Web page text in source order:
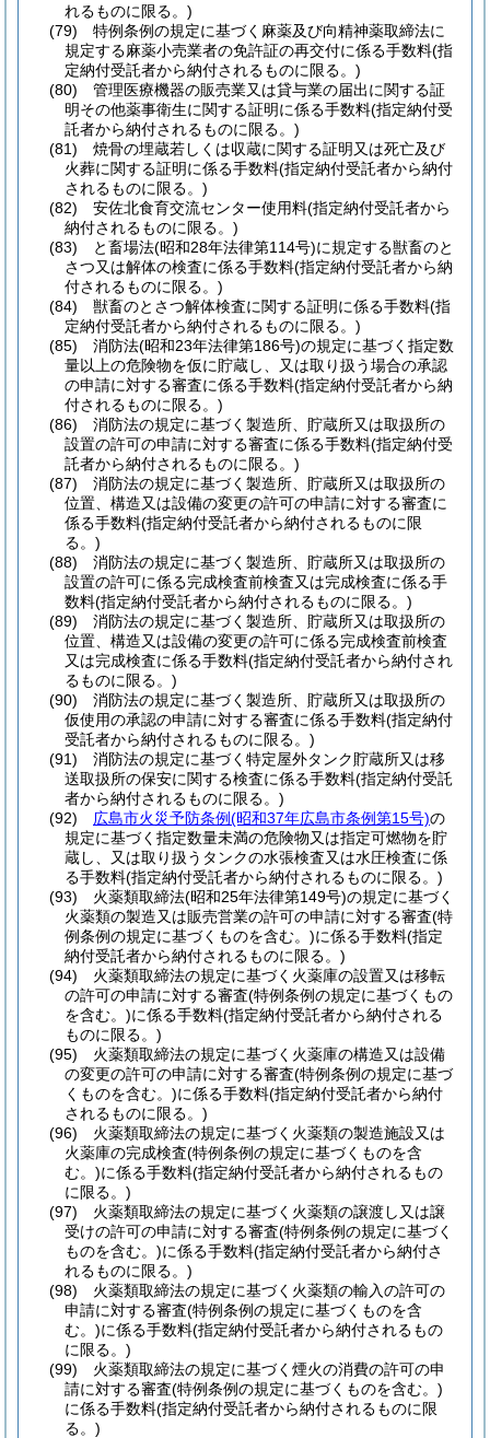
れるものに限る。)
(79)
特例条例の規定に基づく麻薬及び向精神薬取締法に
規定する麻薬小売業者の免許証の再交付に係る手数料(指
定納付受託者から納付されるものに限る。)
(80)
管理医療機器の販売業又は貸与業の届出に関する証
明その他薬事衛生に関する証明に係る手数料(指定納付受
託者から納付されるものに限る。)
(81)
焼骨の埋蔵若しくは収蔵に関する証明又は死亡及び
火葬に関する証明に係る手数料(指定納付受託者から納付
されるものに限る。)
(82)
安佐北食育交流センター使用料(指定納付受託者から
納付されるものに限る。)
(83)
と畜場法(昭和28年法律第114号)に規定する獣畜のと
さつ又は解体の検査に係る手数料(指定納付受託者から納
付されるものに限る。)
(84)
獣畜のとさつ解体検査に関する証明に係る手数料(指
定納付受託者から納付されるものに限る。)
(85)
消防法(昭和23年法律第186号)の規定に基づく指定数
量以上の危険物を仮に貯蔵し、又は取り扱う場合の承認
の申請に対する審査に係る手数料(指定納付受託者から納
付されるものに限る。)
(86)
消防法の規定に基づく製造所、貯蔵所又は取扱所の
設置の許可の申請に対する審査に係る手数料(指定納付受
託者から納付されるものに限る。)
(87)
消防法の規定に基づく製造所、貯蔵所又は取扱所の
位置、構造又は設備の変更の許可の申請に対する審査に
係る手数料(指定納付受託者から納付されるものに限
る。)
(88)
消防法の規定に基づく製造所、貯蔵所又は取扱所の
設置の許可に係る完成検査前検査又は完成検査に係る手
数料(指定納付受託者から納付されるものに限る。)
(89)
消防法の規定に基づく製造所、貯蔵所又は取扱所の
位置、構造又は設備の変更の許可に係る完成検査前検査
又は完成検査に係る手数料(指定納付受託者から納付され
るものに限る。)
(90)
消防法の規定に基づく製造所、貯蔵所又は取扱所の
仮使用の承認の申請に対する審査に係る手数料(指定納付
受託者から納付されるものに限る。)
(91)
消防法の規定に基づく特定屋外タンク貯蔵所又は移
送取扱所の保安に関する検査に係る手数料(指定納付受託
者から納付されるものに限る。)
(92)
広島市火災予防条例(昭和37年広島市条例第15号)の
規定に基づく指定数量未満の危険物又は指定可燃物を貯
蔵し、又は取り扱うタンクの水張検査又は水圧検査に係
る手数料(指定納付受託者から納付されるものに限る。)
(93)
火薬類取締法(昭和25年法律第149号)の規定に基づく
火薬類の製造又は販売営業の許可の申請に対する審査(特
例条例の規定に基づくものを含む。)に係る手数料(指定
納付受託者から納付されるものに限る。)
(94)
火薬類取締法の規定に基づく火薬庫の設置又は移転
の許可の申請に対する審査(特例条例の規定に基づくもの
を含む。)に係る手数料(指定納付受託者から納付される
ものに限る。)
(95)
火薬類取締法の規定に基づく火薬庫の構造又は設備
の変更の許可の申請に対する審査(特例条例の規定に基づ
くものを含む。)に係る手数料(指定納付受託者から納付
されるものに限る。)
(96)
火薬類取締法の規定に基づく火薬類の製造施設又は
火薬庫の完成検査(特例条例の規定に基づくものを含
む。)に係る手数料(指定納付受託者から納付されるもの
に限る。)
(97)
火薬類取締法の規定に基づく火薬類の譲渡し又は譲
受けの許可の申請に対する審査(特例条例の規定に基づく
ものを含む。)に係る手数料(指定納付受託者から納付さ
れるものに限る。)
(98)
火薬類取締法の規定に基づく火薬類の輸入の許可の
申請に対する審査(特例条例の規定に基づくものを含
む。)に係る手数料(指定納付受託者から納付されるもの
に限る。)
(99)
火薬類取締法の規定に基づく煙火の消費の許可の申
請に対する審査(特例条例の規定に基づくものを含む。)
に係る手数料(指定納付受託者から納付されるものに限
る。)